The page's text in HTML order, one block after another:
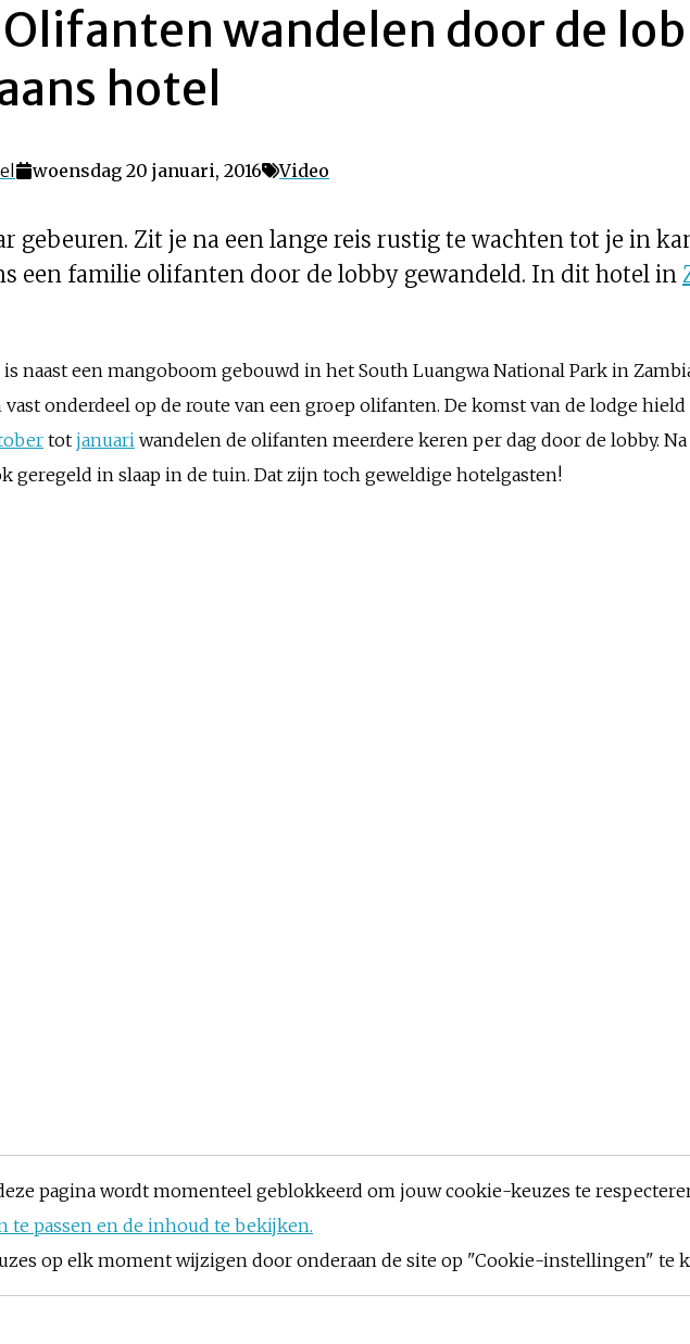
wandelen door de
hotel
woensdag 20 januari, 2016 Video
gebeuren. Zit je na een lange reis rustig te wachten tot je in
een familie olifanten door de lobby gewandeld. In dit hotel in
naast een mangoboom gebouwd in het South Luangwa National Park in
onderdeel op de route van een groep olifanten. De komst van de lodge
tot januari wandelen de olifanten meerdere keren per dag door de lobby.
geregeld in slaap in de tuin. Dat zijn toch geweldige hotelgasten!
pagina wordt momenteel geblokkeerd om jouw cookie-keuzes te
te passen en de inhoud te bekijken.
op elk moment wijzigen door onderaan de site op "Cookie-instellingen" te